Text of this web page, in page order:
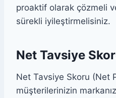
proaktif olarak çözmeli
sürekli iyileştirmelisiniz.
Net Tavsiye
Net Tavsiye Skoru (Net
müşterilerinizin